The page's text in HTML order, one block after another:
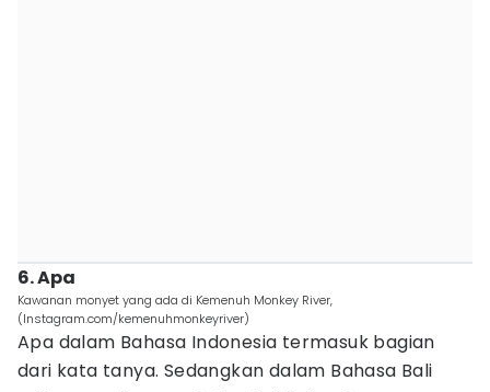
6. Apa
Kawanan monyet yang ada di Kemenuh Monkey River,
(Instagram.com/kemenuhmonkeyriver)
Apa dalam Bahasa Indonesia termasuk bagian
dari kata tanya. Sedangkan dalam Bahasa Bali